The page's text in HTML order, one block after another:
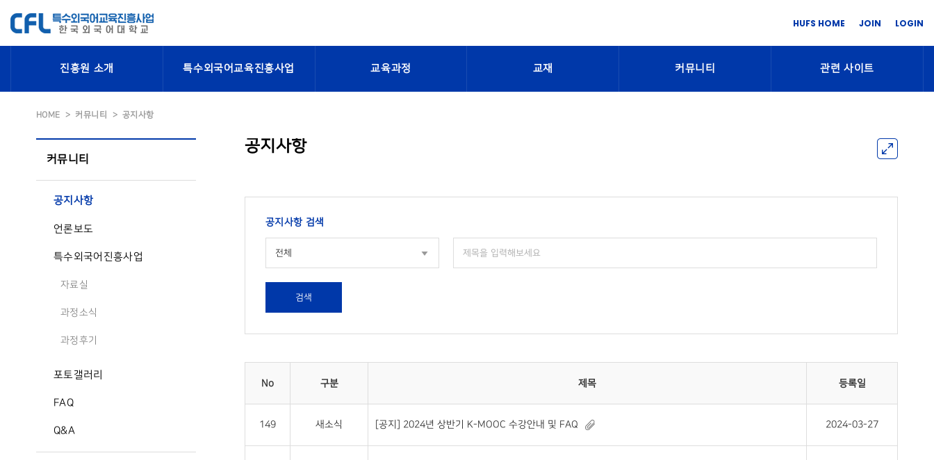
HUFS HOME JOIN LOGIN
진흥원 소개 특수외국어교육진흥사업 교육과정 교재 커뮤니티 관련 사이트
HOME 커뮤니티 공지사항
커뮤니티
공지사항
언론보도
특수외국어진흥사업
자료실
과정소식
과정후기
포토갤러리
FAQ
Q&A
공지사항
공지사항 검색
전체
검색
No 구분 제목 등록일
149 새소식 [공지] 2024년 상반기 K-MOOC 수강안내 및 FAQ 2024-03-27